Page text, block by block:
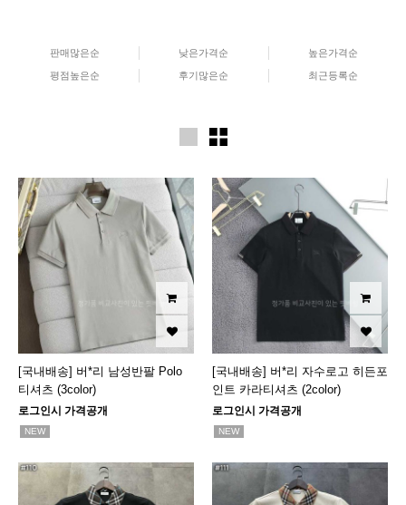
판매많은순 낮은가격순 높은가격순
평점높은순 후기많은순 최근등록순
[국내배송] 버*리 남성반팔 Polo
티셔츠 (3color)
로그인시 가격공개
NEW
[국내배송] 버*리 자수로고 히든포
인트 카라티셔츠 (2color)
로그인시 가격공개
NEW